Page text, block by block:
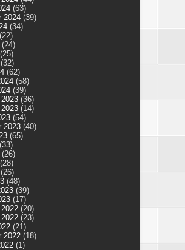
(63)
2024 (39)
(34)
(22)
(24)
(25)
(32)
(62)
(58)
(39)
(36)
(14)
(54)
2023 (40)
(65)
(33)
(26)
(28)
(26)
(48)
(39)
(17)
(20)
(23)
(21)
2022 (18)
(1)